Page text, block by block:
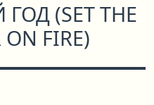
ГОД(SET THE
ON FIRE)